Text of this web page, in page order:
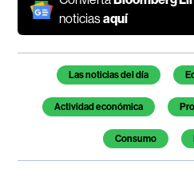
noticiasaquí
Temas de este artículo
Las noticias del día
Actividad económica
Consumo